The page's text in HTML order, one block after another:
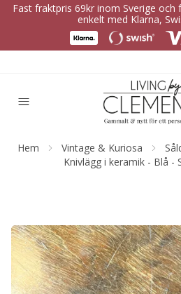
Fast fraktpris 69kr inom Sverige
enkelt med Klarna,
Hem Vintage & Kuriosa
Knivlägg i keramik - Blå -